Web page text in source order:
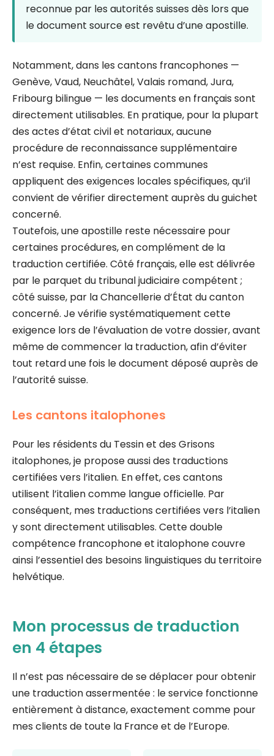
reconnue par les autorités suisses dès lors que
le document source est revêtu d’une apostille.
Notamment, dans les cantons francophones —
Genève, Vaud, Neuchâtel, Valais romand, Jura,
Fribourg bilingue — les documents en français sont
directement utilisables. En pratique, pour la plupart
des actes d’état civil et notariaux, aucune
procédure de reconnaissance supplémentaire
n’est requise. Enfin, certaines communes
appliquent des exigences locales spécifiques, qu’il
convient de vérifier directement auprès du guichet
concerné.
Toutefois, une apostille reste nécessaire pour
certaines procédures, en complément de la
traduction certifiée. Côté français, elle est délivrée
par le parquet du tribunal judiciaire compétent ;
côté suisse, par la Chancellerie d’État du canton
concerné. Je vérifie systématiquement cette
exigence lors de l’évaluation de votre dossier, avant
même de commencer la traduction, afin d’éviter
tout retard une fois le document déposé auprès de
l’autorité suisse.
Les cantons italophones
Pour les résidents du Tessin et des Grisons
italophones, je propose aussi des traductions
certifiées vers l’italien. En effet, ces cantons
utilisent l’italien comme langue officielle. Par
conséquent, mes traductions certifiées vers l’italien
y sont directement utilisables. Cette double
compétence francophone et italophone couvre
ainsi l’essentiel des besoins linguistiques du territoire
helvétique.
Mon processus de traduction
en 4 étapes
Il n’est pas nécessaire de se déplacer pour obtenir
une traduction assermentée : le service fonctionne
entièrement à distance, exactement comme pour
mes clients de toute la France et de l’Europe.